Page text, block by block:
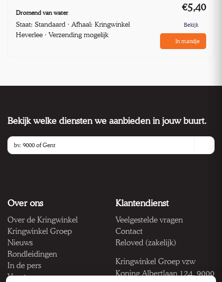
Dromend van water
Staat: Standaard · Afhaal: Kringwinkel
Heverlee · Verzending mogelijk
€5,40
Bekijk
In mandje
Bekijk welke diensten we aanbieden in jouw buurt.
Over ons
Over de Kringwinkel
Kringwinkel Groep
Nieuws
Rondleidingen
In de pers
Vacatures
Klantendienst
Veelgestelde vragen
Contact
Reloved (zakelijk)
Kringwinkel Groep vzw
Koning Albertlaan 124, 9000